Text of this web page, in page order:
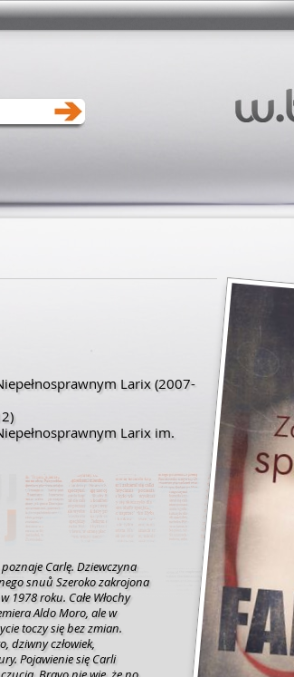
Larix (2007-
Larix im.
Carlę. Dziewczyna
snuů Szeroko zakrojona
1978 roku. Całe Włochy
Aldo Moro, ale w
toczy się bez zmian.
dziwny człowiek,
Pojawienie się Carli